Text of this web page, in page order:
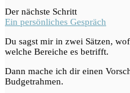
Der nächste Schritt
Ein persönliches Gespräch
Du sagst mir in zwei Sätzen,
welche Bereiche es betrifft.
Dann mache ich dir einen
Budgetrahmen.